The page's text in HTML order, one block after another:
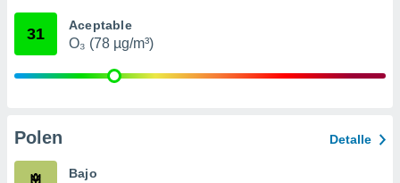
mediante
publicidad
31 Aceptable
O₃ (78 µg/m³)
Polen Detalle
Bajo